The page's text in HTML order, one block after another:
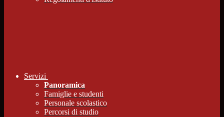
Servizi
Panoramica
Famiglie e studenti
Personale scolastico
Percorsi di studio